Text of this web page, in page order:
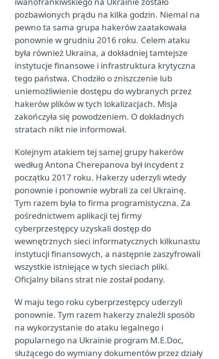
pozbawionych prądu na kilka godzin. Niemal na
pewno ta sama grupa hakerów zaatakowała
ponownie w grudniu 2016 roku. Celem ataku
była również Ukraina, a dokładniej tamtejsze
instytucje finansowe i infrastruktura krytyczna
tego państwa. Chodziło o zniszczenie lub
uniemożliwienie dostępu do wybranych przez
hakerów plików w tych lokalizacjach. Misja
zakończyła się powodzeniem. O dokładnych
stratach nikt nie informował.
Kolejnym atakiem tej samej grupy hakerów
według Antona Cherepanova był incydent z
początku 2017 roku. Hakerzy uderzyli wtedy
ponownie i ponownie wybrali za cel Ukrainę.
Tym razem była to firma programistyczna. Za
pośrednictwem aplikacji tej firmy
cyberprzestępcy uzyskali dostęp do
wewnętrznych sieci informatycznych kilkunastu
instytucji finansowych, a następnie zaszyfrowali
wszystkie istniejące w tych sieciach pliki.
Oficjalny bilans strat nie został podany.
W maju tego roku cyberprzestępcy uderzyli
ponownie. Tym razem hakerzy znaleźli sposób
na wykorzystanie do ataku legalnego i
popularnego na Ukrainie program M.E.Doc,
służącego do wymiany dokumentów przez działy